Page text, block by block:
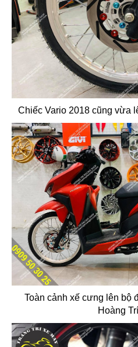
Chiếc Vario 2018 cũng vừa
Toàn cảnh xế cưng lên bộ
Hoàng